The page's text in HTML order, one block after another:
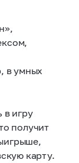
в умных
в игру
получит
карту.